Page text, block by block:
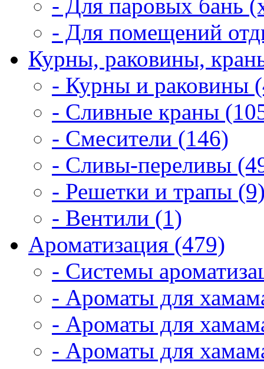
- Для паровых бань
- Для помещений
Курны, раковины,
- Курны и раковины
- Сливные краны
- Смесители (146)
- Сливы-переливы
- Решетки и трапы
- Вентили (1)
Ароматизация (479)
- Системы
- Ароматы для
- Ароматы для
- Ароматы для